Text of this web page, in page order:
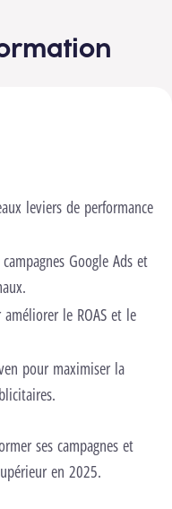
leviers de performance
Google Ads et
le ROAS et le
pour maximiser la
ses campagnes et
en 2025.